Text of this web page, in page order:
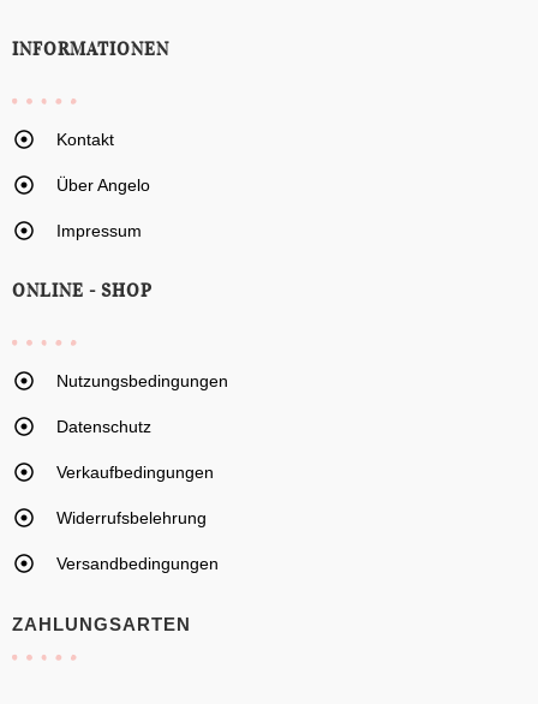
INFORMATIONEN
Kontakt
Über Angelo
Impressum
ONLINE - SHOP
Nutzungsbedingungen
Datenschutz
Verkaufbedingungen
Widerrufsbelehrung
Versandbedingungen
ZAHLUNGSARTEN